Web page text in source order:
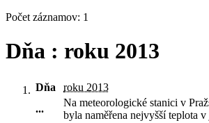
Počet záznamov: 1
Dňa : roku 2013
Dňa
roku 2013
...
Na meteorologické stanici v
byla naměřena nejvyšší teplota